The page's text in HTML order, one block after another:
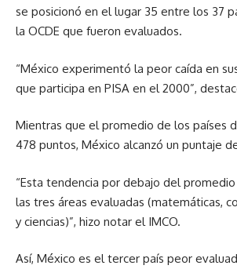
se posicionó en el lugar 35 entre los 37
la OCDE que fueron evaluados.
“México experimentó la peor caída en
que participa en PISA en el 2000”,
Mientras que el promedio de los países
478 puntos, México alcanzó un puntaje
“Esta tendencia por debajo del
las tres áreas evaluadas (matemáticas,
y ciencias)”, hizo notar el IMCO.
Así, México es el tercer país peor